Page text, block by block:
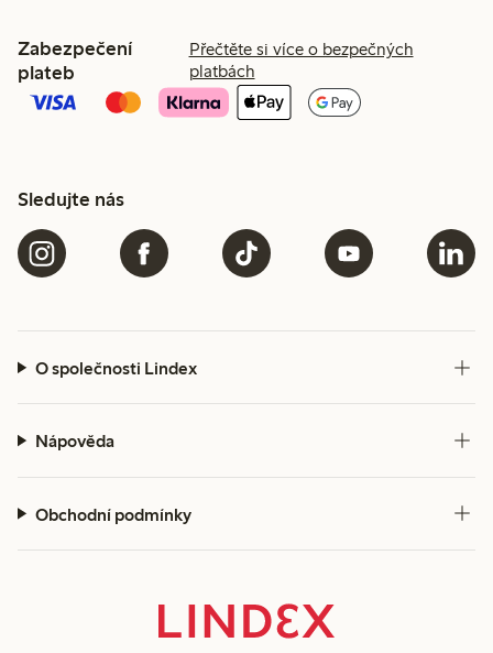
Zabezpečení
plateb
Přečtěte si více o bezpečných
platbách
Sledujte nás
O společnosti Lindex
Nápověda
Obchodní podmínky